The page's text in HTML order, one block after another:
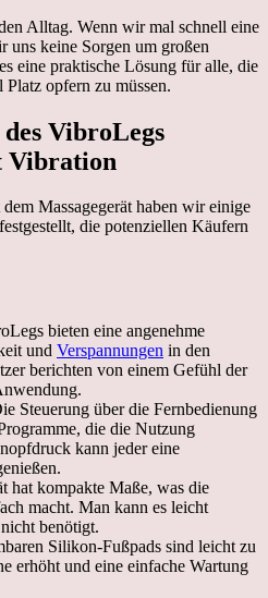
Alltag. Wenn wir mal schnell eine
uns keine Sorgen um großen
eine praktische Lösung für alle, die
opfern zu müssen.
VibroLegs
Vibration
Massagegerät haben wir einige
die potenziellen Käufern
bieten eine angenehme
und Verspannungen in den
berichten von einem Gefühl der
Steuerung über die Fernbedienung
die die Nutzung
kann jeder eine
hat kompakte Maße, was die
macht. Man kann es leicht
benötigt.
Silikon-Fußpads sind leicht zu
erhöht und eine einfache Wartung